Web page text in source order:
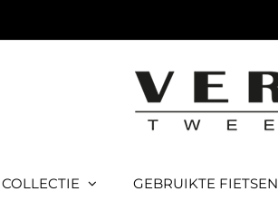
COLLECTIE GEBRUIKTE FIETSEN